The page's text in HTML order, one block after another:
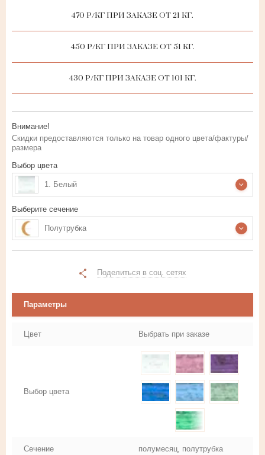
470 Р/КГ ПРИ ЗАКАЗЕ ОТ 21 КГ.
450 Р/КГ ПРИ ЗАКАЗЕ ОТ 51 КГ.
430 Р/КГ ПРИ ЗАКАЗЕ ОТ 101 КГ.
Внимание!
Скидки предоставляются только на товар одного цвета/фактуры/
размера
Выбор цвета
1. Белый
Выберите сечение
Полутрубка
Поделиться в соц. сетях
Параметры
Цвет Выбрать при заказе
Выбор цвета
Сечение полумесяц, полутрубка